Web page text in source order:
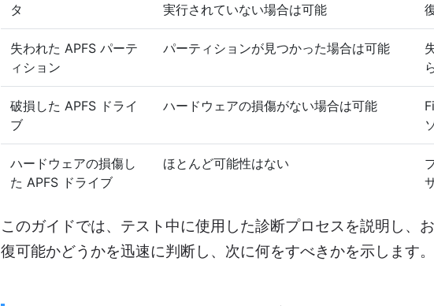
タ
実行されていない場合は可能
失われた APFS パーテ
ィション
パーティションが見つかった場合は可能
破損した APFS ドライ
ブ
ハードウェアの損傷がない場合は可能
ハードウェアの損傷し
た APFS ドライブ
ほとんど可能性はない
このガイドでは、テスト中に使用した診断プロセスを説明し、
復可能かどうかを迅速に判断し、次に何をすべきかを示します。